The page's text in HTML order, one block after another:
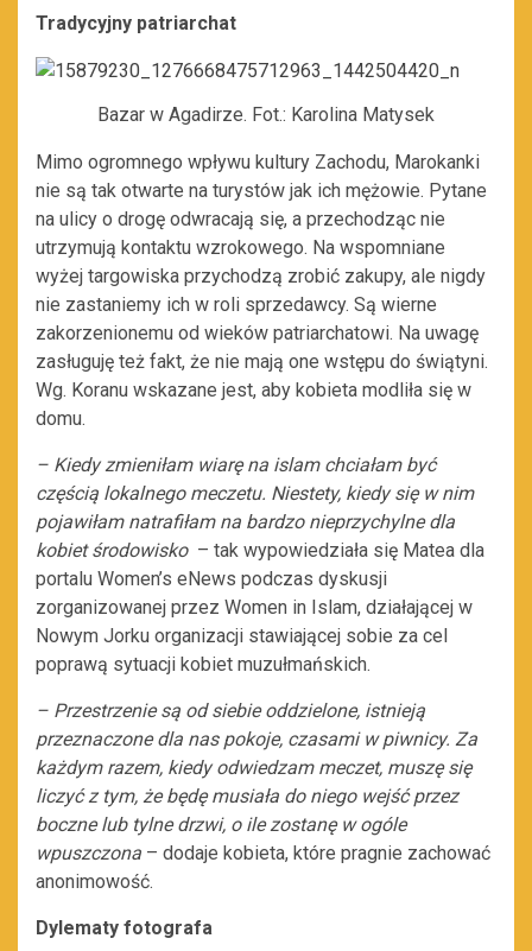
Tradycyjny patriarchat
Bazar w Agadirze. Fot.: Karolina Matysek
Mimo ogromnego wpływu kultury Zachodu, Marokanki
nie są tak otwarte na turystów jak ich mężowie. Pytane
na ulicy o drogę odwracają się, a przechodząc nie
utrzymują kontaktu wzrokowego. Na wspomniane
wyżej targowiska przychodzą zrobić zakupy, ale nigdy
nie zastaniemy ich w roli sprzedawcy. Są wierne
zakorzenionemu od wieków patriarchatowi. Na uwagę
zasługuję też fakt, że nie mają one wstępu do świątyni.
Wg. Koranu wskazane jest, aby kobieta modliła się w
domu.
– Kiedy zmieniłam wiarę na islam chciałam być
częścią lokalnego meczetu. Niestety, kiedy się w nim
pojawiłam natrafiłam na bardzo nieprzychylne dla
kobiet środowisko– tak wypowiedziała się Matea dla
portalu Women’s eNews podczas dyskusji
zorganizowanej przez Women in Islam, działającej w
Nowym Jorku organizacji stawiającej sobie za cel
poprawą sytuacji kobiet muzułmańskich.
– Przestrzenie są od siebie oddzielone, istnieją
przeznaczone dla nas pokoje, czasami w piwnicy. Za
każdym razem, kiedy odwiedzam meczet, muszę się
liczyć z tym, że będę musiała do niego wejść przez
boczne lub tylne drzwi, o ile zostanę w ogóle
wpuszczona – dodaje kobieta, które pragnie zachować
anonimowość.
Dylematy fotografa